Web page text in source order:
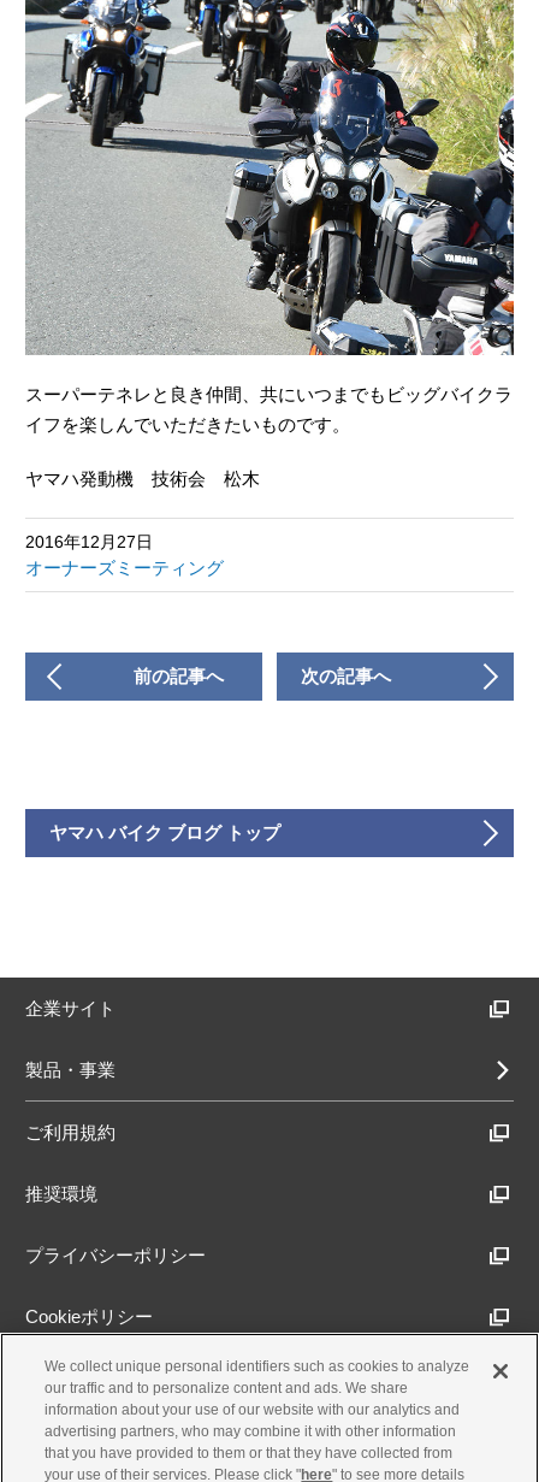
スーパーテネレと良き仲間、共にいつまでもビッグバイクラ
イフを楽しんでいただきたいものです。
ヤマハ発動機 技術会 松木
2016年12月27日
オーナーズミーティング
前の記事へ 次の記事へ
ヤマハ バイク ブログ トップ
企業サイト
製品・事業
ご利用規約
推奨環境
プライバシーポリシー
Cookieポリシー
アクセシビリティ方針
古物営業法に基づく表示
We collect unique personal identifiers such as cookies to analyze
our traffic and to personalize content and ads. We share
information about your use of our website with our analytics and
advertising partners, who may combine it with other information
that you have provided to them or that they have collected from
your use of their services. Please click "here" to see more details